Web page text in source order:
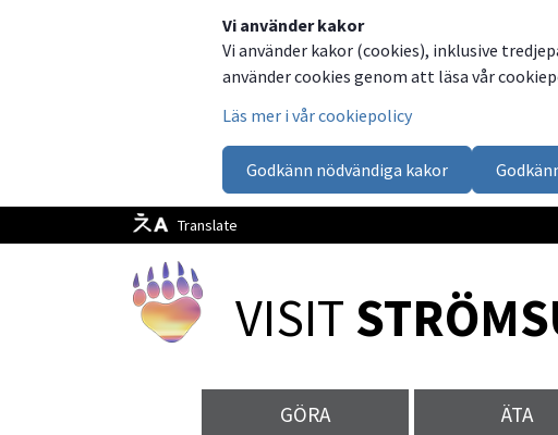
Vi använder kakor
Vi använder kakor (cookies), inklusive
använder cookies genom att läsa vår
Läs mer i vår cookiepolicy
Godkänn nödvändiga kakor
Translate
VISIT
GÖRA ÄTA